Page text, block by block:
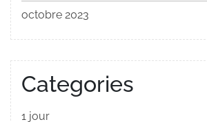
octobre 2023
Categories
1 jour